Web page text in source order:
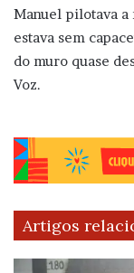
Manuel pilotava a
estava sem
do muro quase
Voz.
Artigos